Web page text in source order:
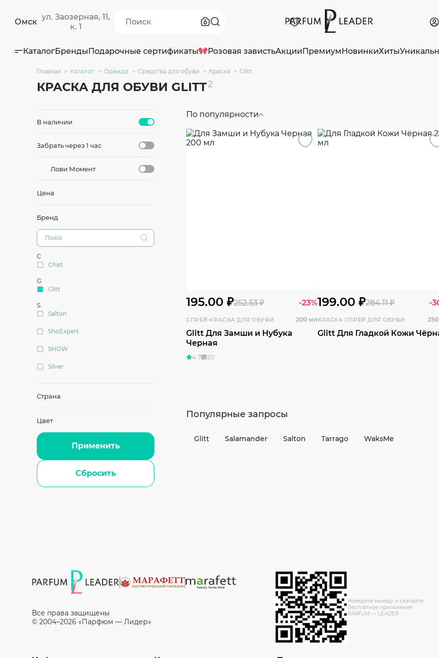
Омск
ул. Заозерная, 11,
к. 1
КаталогБрендыПодарочные сертификаты Розовая завистьАкцииПремиумНовинкиХиты
Главная Каталог Одежда Средства для обуви Краска Glitt
КРАСКА ДЛЯ ОБУВИ GLITT2
В наличии
Забрать через 1 час
Лови Момент
Цена
Бренд
C
Chist
G
Glitt
S
Salton
ShoExpert
SHOW
Silver
T
Twist
Д
Дивидик
Страна
Цвет
Применить
Сбросить
По популярности
195.00 ₽252.53 ₽ -23%
СПРЕЙ-КРАСКА ДЛЯ ОБУВИ 200 мл
Glitt Для Замши и Нубука
Черная
4.7 20
199.00 ₽284.11 ₽ -
КРАСКА СПРЕЙ ДЛЯ ОБУВИ
Glitt Для Гладкой Кожи
Популярные запросы
Glitt Salamander Salton Tarrago WaksMe
Все права защищены
© 2004–2026 «Парфюм — Лидер»
Наведите камеру и скачайте
бесплатное приложение
PARFUM — LEADER